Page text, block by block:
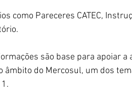
como Pareceres CATEC,
são base para apoiar
âmbito do Mercosul, um dos